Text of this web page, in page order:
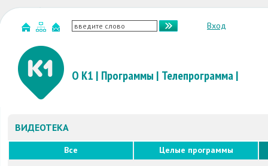
Вход
О К1 | Программы | Телепрограмма|
ВИДЕОТЕКА
Все Целые программы